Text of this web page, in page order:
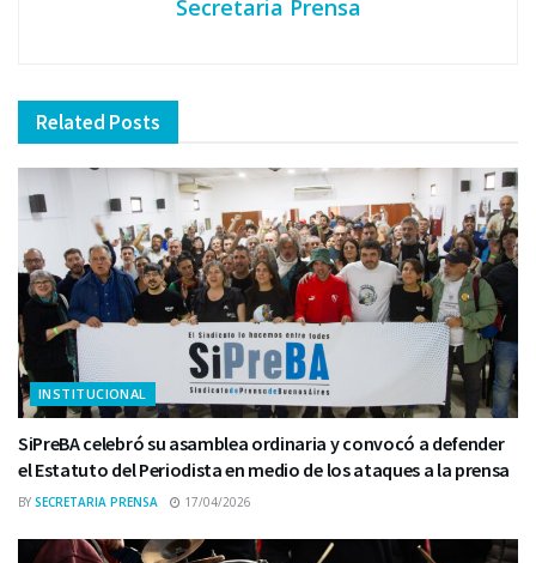
Secretaria Prensa
Related Posts
INSTITUCIONAL
SiPreBA celebró su asamblea ordinaria y convocó a defender
el Estatuto del Periodista en medio de los ataques a la prensa
BY SECRETARIA PRENSA 17/04/2026